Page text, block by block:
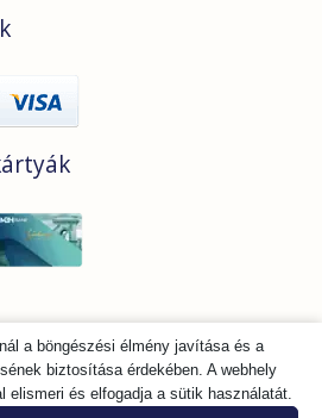
TÁJÉKOZTATÓ
FELTÉTELEK
GYIK
Kft., Minden jog
a böngészési élmény javítása és a
biztosítása érdekében. A webhely
elismeri és elfogadja a sütik használatát.